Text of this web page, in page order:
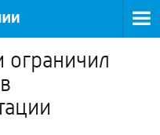
ограничил